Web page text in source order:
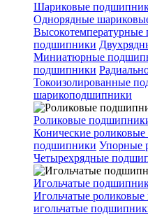
Шариковые
Однорядные
подшипники
Миниатюрные
подшипники
Токоизолированные
шарикоподшипники
Роликовые
Конические
подшипники Упорные
Четырехрядные
Игольчатые
Игольчатые
игольчатые